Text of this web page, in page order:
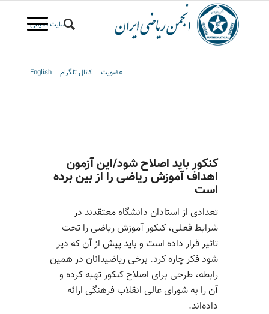
سایت قدیمی
عضویت کانال تلگرام English
کنکور باید اصلاح شود/این آزمون
اهداف آموزش ریاضی را از بین برده
است
تعدادی از استادان دانشگاه معتقدند در
شرایط فعلی، کنکور آموزش ریاضی را تحت
تاثیر قرار داده است و باید پیش از آن که دیر
شود فکر چاره کرد. برخی ریاضیدانان در همین
رابطه، طرحی برای اصلاح کنکور تهیه کرده و
آن را به شورای عالی انقلاب فرهنگی ارائه
داده‌اند.